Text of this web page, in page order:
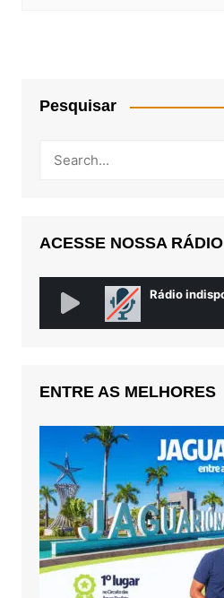
Pesquisar
ACESSE NOSSA RÁDIO
ENTRE AS MELHORES